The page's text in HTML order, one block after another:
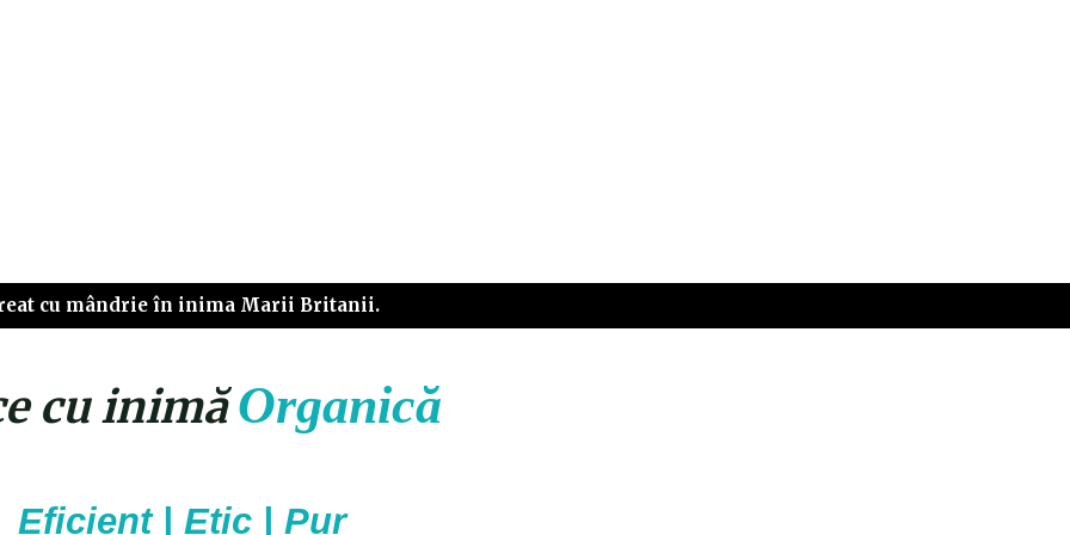
cu mândrie în inima Marii Britanii.
cu inimă Organică
Eficient | Etic | Pur